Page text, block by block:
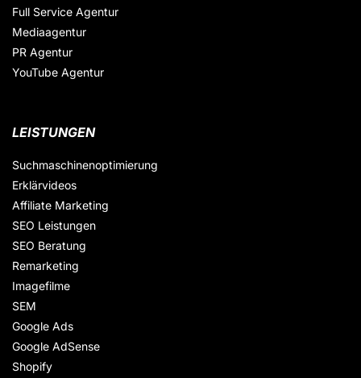
Full Service Agentur
Mediaagentur
PR Agentur
YouTube Agentur
LEISTUNGEN
Suchmaschinenoptimierung
Erklärvideos
Affiliate Marketing
SEO Leistungen
SEO Beratung
Remarketing
Imagefilme
SEM
Google Ads
Google AdSense
Shopify